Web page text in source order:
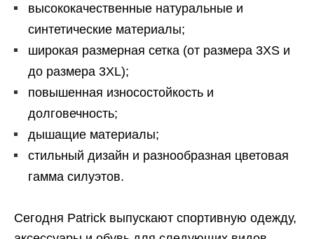
высококачественные натуральные и
синтетические материалы;
широкая размерная сетка (от размера 3XS и
до размера 3XL);
повышенная износостойкость и
долговечность;
дышащие материалы;
стильный дизайн и разнообразная цветовая
гамма силуэтов.
Сегодня Patrick выпускают спортивную одежду,